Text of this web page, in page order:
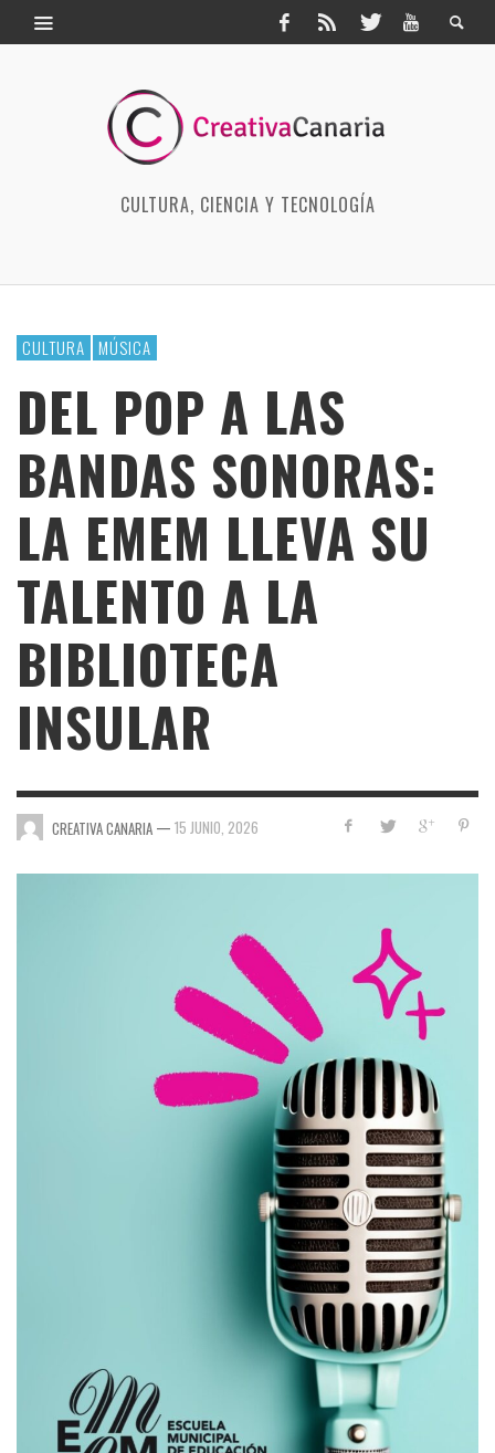
CULTURA, CIENCIA Y TECNOLOGÍA
CULTURA MÚSICA
DEL POP A LAS
BANDAS SONORAS:
LA EMEM LLEVA SU
TALENTO A LA
BIBLIOTECA
INSULAR
CREATIVA CANARIA — 15 JUNIO, 2026